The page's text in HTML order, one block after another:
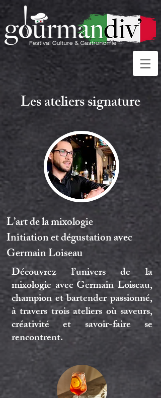
Les ateliers signature
L’art de la mixologie
Initiation et dégustation avec
Germain Loiseau
Découvrez l’univers de la
mixologie avec Germain Loiseau,
champion et bartender passionné,
à travers trois ateliers où saveurs,
créativité et savoir-faire se
rencontrent.